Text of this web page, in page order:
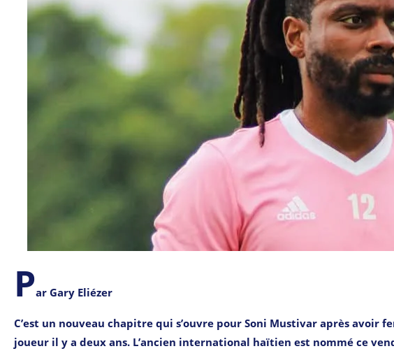
Par Gary Eliézer
C’est un nouveau chapitre qui s’ouvre pour Soni Mustivar après avoir
joueur il y a deux ans. L’ancien international haïtien est nommé ce